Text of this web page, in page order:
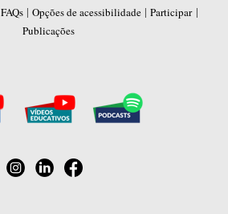
FAQs| Opções de acessibilidade| Participar|
Publicações